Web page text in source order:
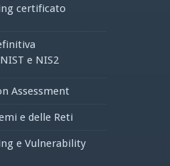
certificato
e NIS2
Assessment
e delle Reti
e Vulnerability